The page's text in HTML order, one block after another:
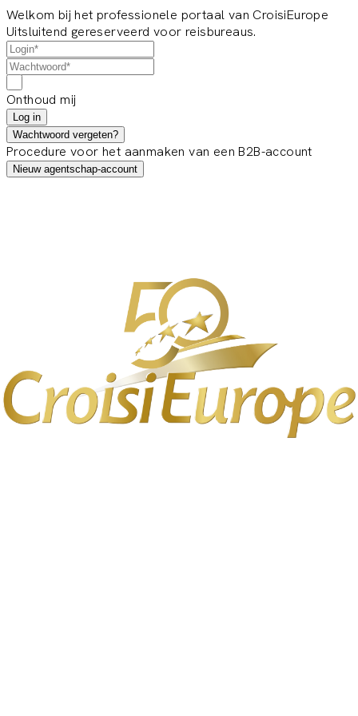
Welkom bij het professionele portaal van CroisiEurope
Uitsluitend gereserveerd voor reisbureaus.
Onthoud mij
Log in
Wachtwoord vergeten?
Procedure voor het aanmaken van een B2B-account
Nieuw agentschap-account